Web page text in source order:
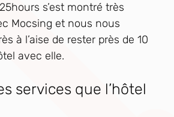
s’est montré très
Mocsing et nous nous
à l’aise de rester près de 10
avec elle.
services que l’hôtel